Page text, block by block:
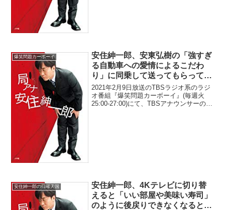
爆笑問題カーボーイ
安住紳一郎、安東弘樹の「強すぎ
る自動車への愛情によるこだわ
り」に同乗して送ってもらってい
ながらも思わず「ここで降ろして
下さい！」と言ってしまったと告
白
2021年2月9日放送のTBSラジオ系のラジ
オ番組『爆笑問題カーボーイ』(毎週火
25:00-27:00)にて、TBSアナウンサーの安
安住紳一郎の日曜天国
安住紳一郎、4Kテレビに切り替
えると「いい部屋や美味い寿司」
のように後戻りできなくなると語